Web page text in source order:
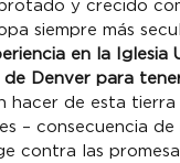
y crecido
siempre más
en la
de Denver para
hacer de esta
– consecuencia
contra las